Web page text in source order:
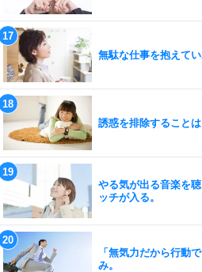
無駄な仕事を抱えて
誘惑を排除すること
やる気が出る音楽を
ッチが入る。
「無気力だから行動
み。